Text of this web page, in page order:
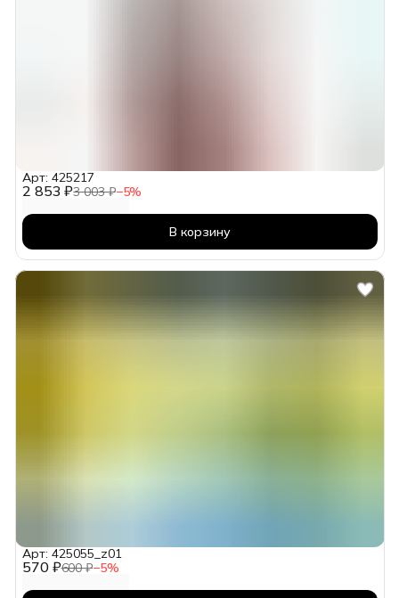
2 853 ₽3 003 ₽−5%
Арт: 425217
В корзину
570 ₽600 ₽−5%
Арт: 425055_z01